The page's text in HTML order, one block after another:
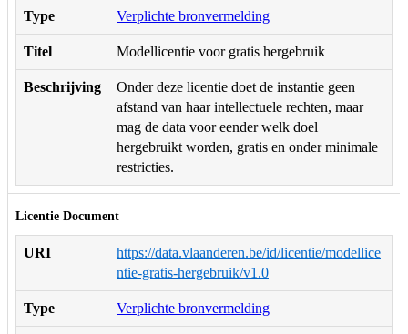
Type Verplichte bronvermelding
Titel Modellicentie voor gratis hergebruik
Beschrijving
Onder deze licentie doet de instantie geen
afstand van haar intellectuele rechten, maar
mag de data voor eender welk doel
hergebruikt worden, gratis en onder minimale
restricties.
Licentie Document
URI
https://data.vlaanderen.be/id/licentie/modellice
ntie-gratis-hergebruik/v1.0
Type Verplichte bronvermelding